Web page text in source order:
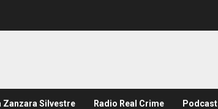
Zanzara Silvestre Radio Real Crime Podcast